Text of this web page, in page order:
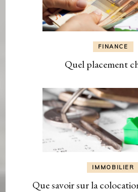
FINANCE
Quel placement
IMMOBILIER
Que savoir sur la